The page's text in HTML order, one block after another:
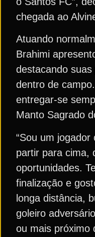
chegada ao
Atuando
Brahimi
destacando
dentro de
entregar-se
Manto Sagrado
“Sou um
partir para cima,
oportunidades.
finalização e
longa distância,
goleiro
ou mais próximo